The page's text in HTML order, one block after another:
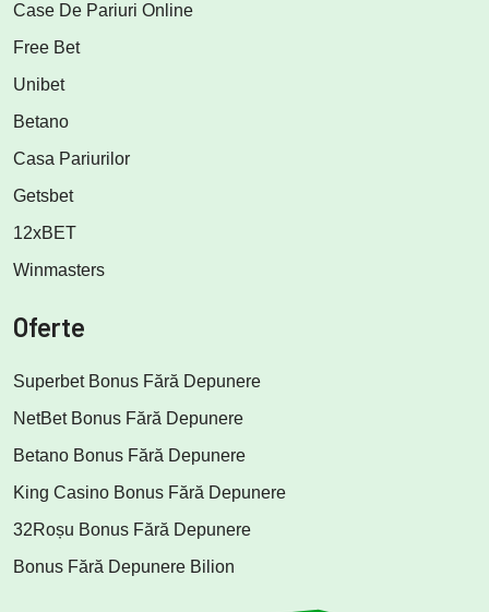
Case De Pariuri Online
Free Bet
Unibet
Betano
Casa Pariurilor
Getsbet
12xBET
Winmasters
Oferte
Superbet Bonus Fără Depunere
NetBet Bonus Fără Depunere
Betano Bonus Fără Depunere
King Casino Bonus Fără Depunere
32Roșu Bonus Fără Depunere
Bonus Fără Depunere Bilion